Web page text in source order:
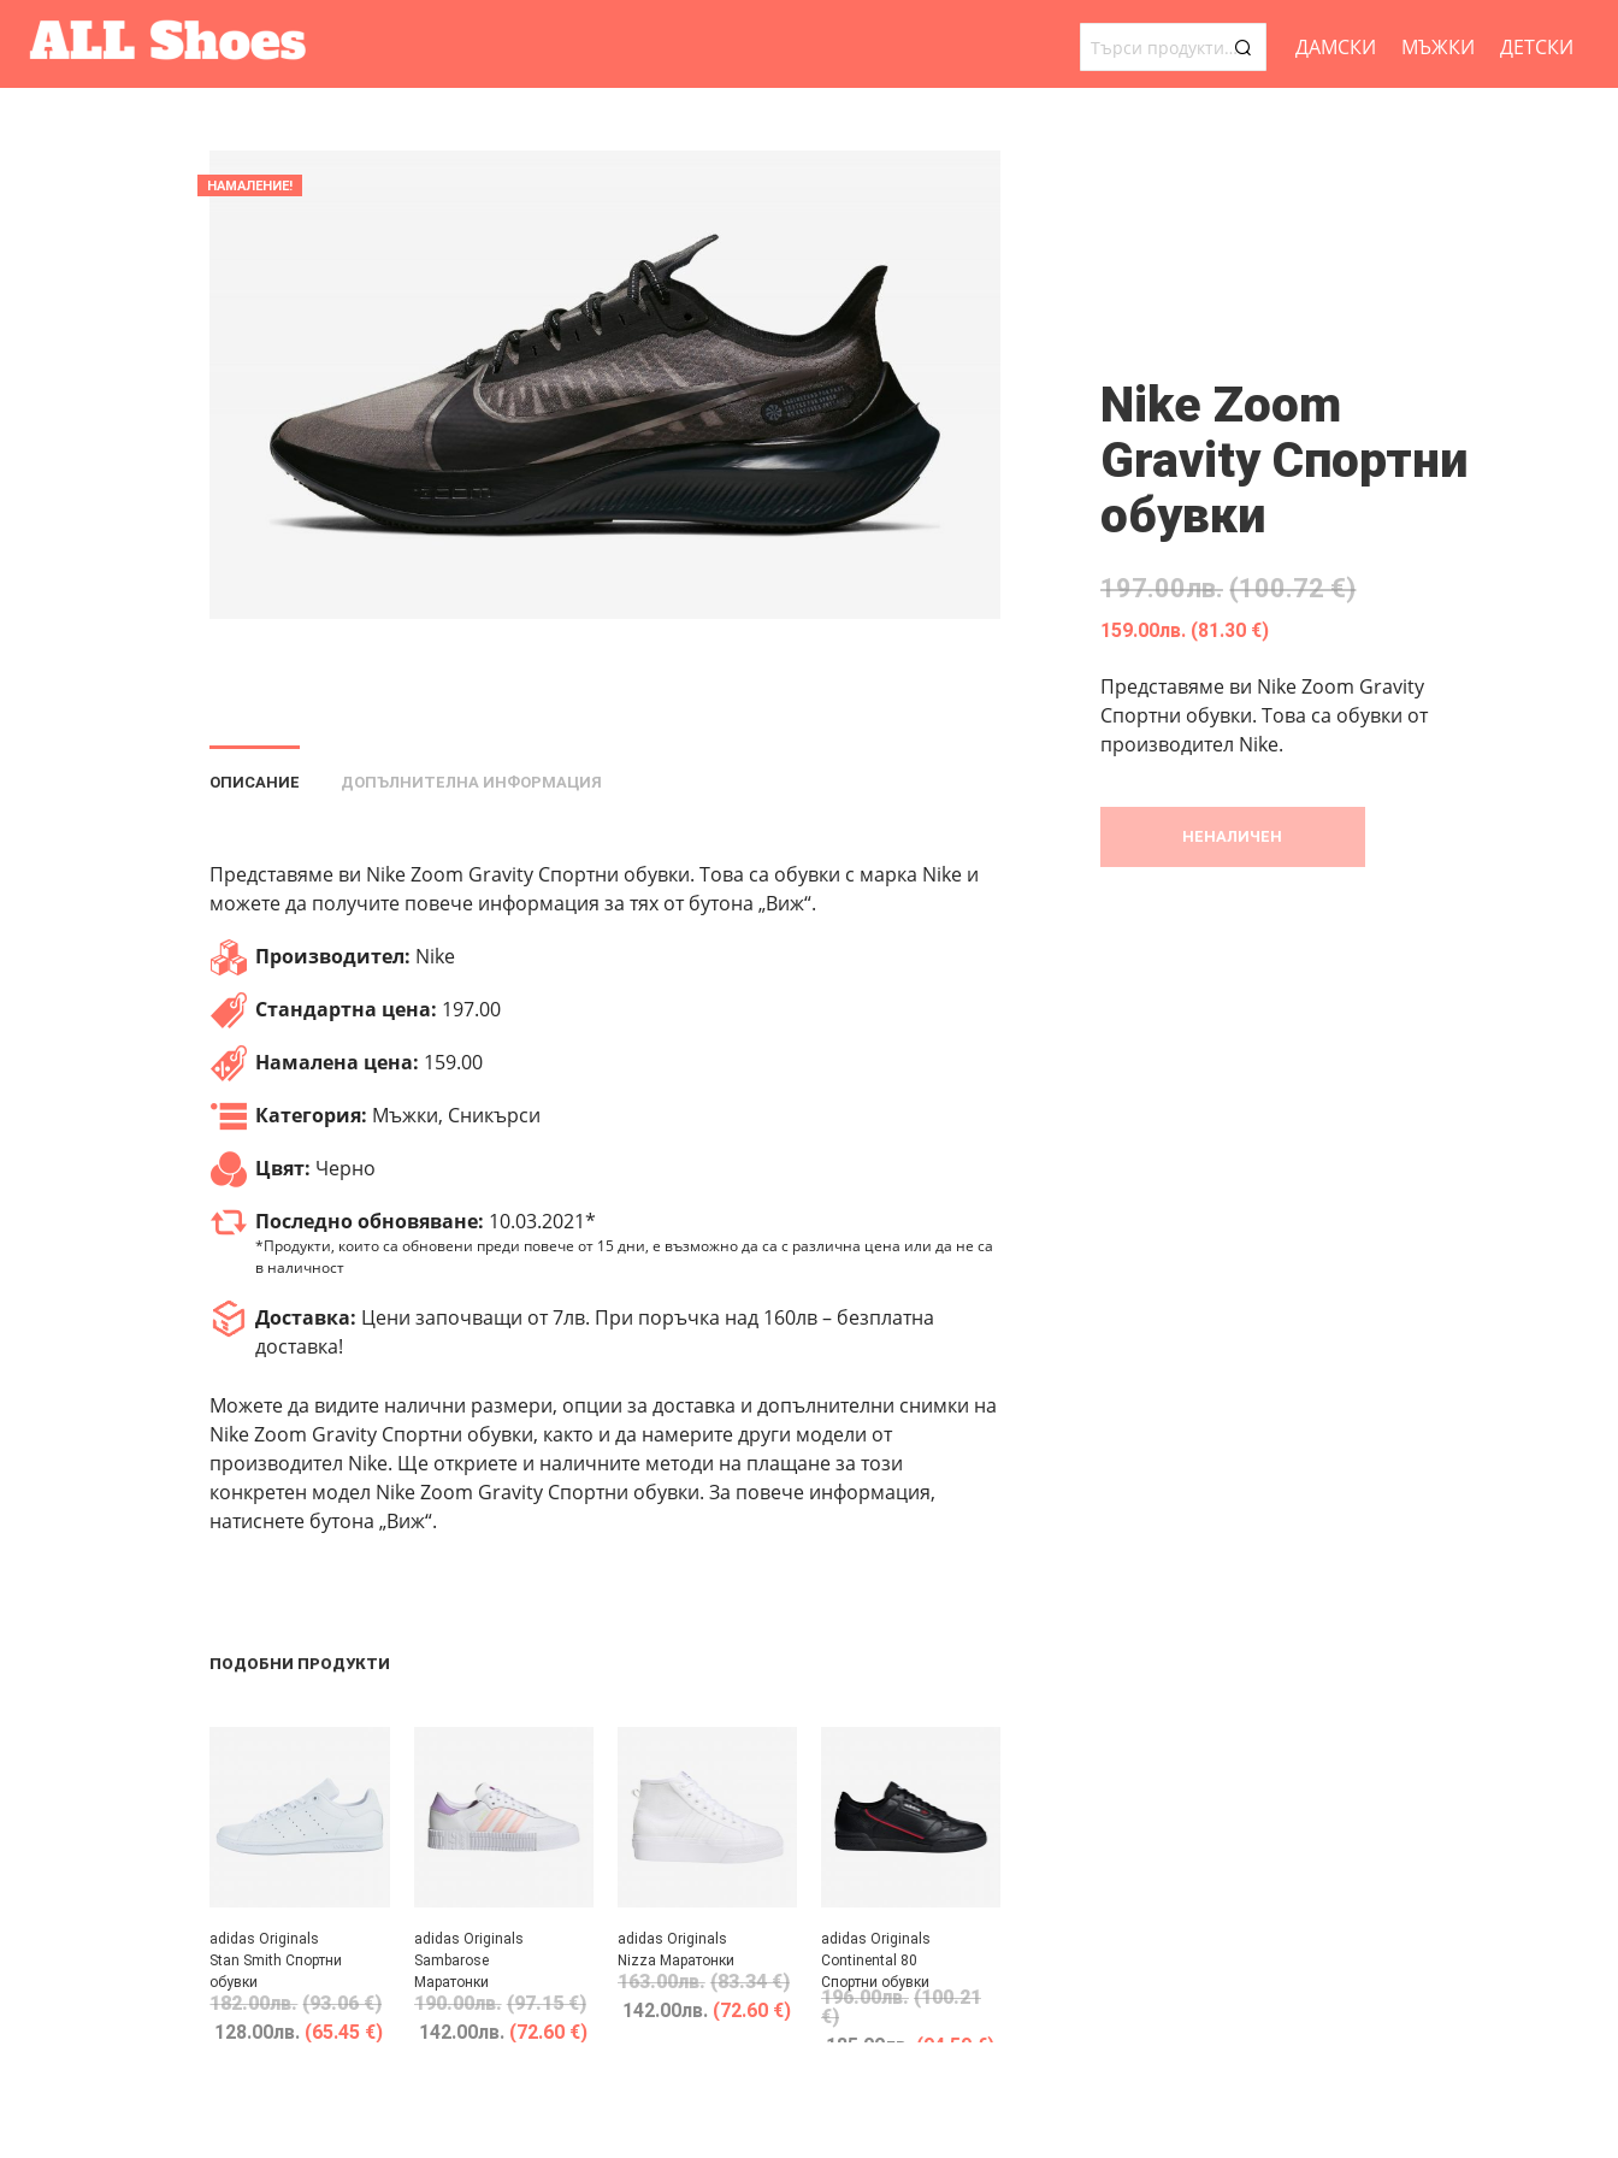
ТЪРСЕНЕ
ДАМСКИ МЪЖКИ ДЕТСКИ
НАМАЛЕНИЕ!
Nike Zoom
Gravity Спортни
обувки
197.00лв. (100.72 €)
159.00лв. (81.30 €)
Представяме ви Nike Zoom Gravity
Спортни обувки. Това са обувки от
производител Nike.
НЕНАЛИЧЕН
ОПИСАНИЕ ДОПЪЛНИТЕЛНА ИНФОРМАЦИЯ
Представяме ви Nike Zoom Gravity Спортни обувки. Това са обувки с марка Nike и
можете да получите повече информация за тях от бутона „Виж“.
Производител: Nike
Стандартна цена: 197.00
Намалена цена: 159.00
Категория: Мъжки, Сникърси
Цвят: Черно
Последно обновяване: 10.03.2021*
*Продукти, които са обновени преди повече от 15 дни, е възможно да са с различна цена или да не са
в наличност
Доставка: Цени започващи от 7лв. При поръчка над 160лв – безплатна
доставка!
Можете да видите налични размери, опции за доставка и допълнителни снимки на
Nike Zoom Gravity Спортни обувки, както и да намерите други модели от
производител Nike. Ще откриете и наличните методи на плащане за този
конкретен модел Nike Zoom Gravity Спортни обувки. За повече информация,
натиснете бутона „Виж“.
ПОДОБНИ ПРОДУКТИ
adidas Originals
Stan Smith Спортни
обувки
182.00лв. (93.06 €)
128.00лв. (65.45 €)
adidas Originals
Sambarose
Маратонки
190.00лв. (97.15 €)
142.00лв. (72.60 €)
adidas Originals
Nizza Маратонки
163.00лв. (83.34 €)
142.00лв. (72.60 €)
adidas Originals
Continental 80
Спортни обувки
196.00лв. (100.21
€)
185.00лв. (94.59 €)